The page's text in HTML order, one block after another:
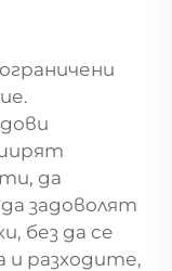
да
задоволят
без да се
и разходите,